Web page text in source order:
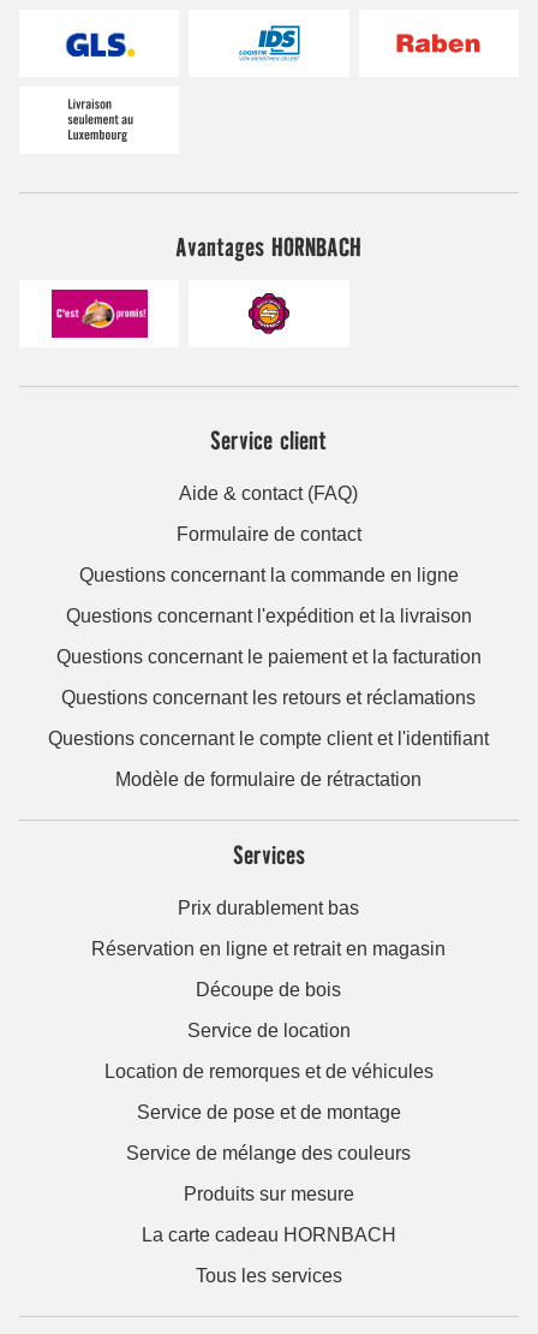
Avantages HORNBACH
Service client
Aide & contact (FAQ)
Formulaire de contact
Questions concernant la commande en ligne
Questions concernant l'expédition et la livraison
Questions concernant le paiement et la facturation
Questions concernant les retours et réclamations
Questions concernant le compte client et l'identifiant
Modèle de formulaire de rétractation
Services
Prix durablement bas
Réservation en ligne et retrait en magasin
Découpe de bois
Service de location
Location de remorques et de véhicules
Service de pose et de montage
Service de mélange des couleurs
Produits sur mesure
La carte cadeau HORNBACH
Tous les services